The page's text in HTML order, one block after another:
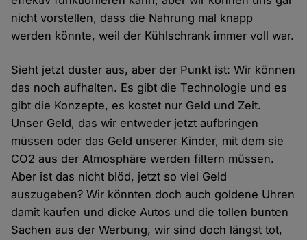
nicht vorstellen, dass die Nahrung mal knapp
werden könnte, weil der Kühlschrank immer voll war.
Sieht jetzt düster aus, aber der Punkt ist: Wir können
das noch aufhalten. Es gibt die Technologie und es
gibt die Konzepte, es kostet nur Geld und Zeit.
Unser Geld, das wir entweder jetzt aufbringen
müssen oder das Geld unserer Kinder, mit dem sie
CO2 aus der Atmosphäre werden filtern müssen.
Aber ist das nicht blöd, jetzt so viel Geld
auszugeben? Wir könnten doch auch goldene Uhren
damit kaufen und dicke Autos und die tollen bunten
Sachen aus der Werbung, wir sind doch längst tot,